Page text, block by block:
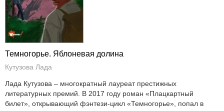
Темногорье. Яблоневая долина
Кутузова Лада
Лада Кутузова – многократный лауреат престижных
литературных премий. В 2017 году роман «Плацкартный
билет», открывающий фэнтези-цикл «Темногорье», попал в